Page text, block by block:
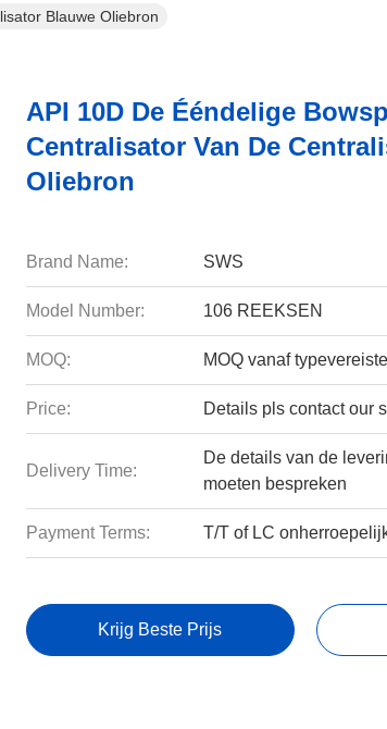
Blauwe Oliebron
API 10D De Ééndelige
Centralisator Van De
Oliebron
Brand Name: SWS
Model Number: 106 REEKSEN
MOQ: MOQ vanaf
Price: Details pls contact our
Delivery Time:
De details van de
moeten bespreken
Payment Terms: T/T of LC
Krijg Beste Prijs